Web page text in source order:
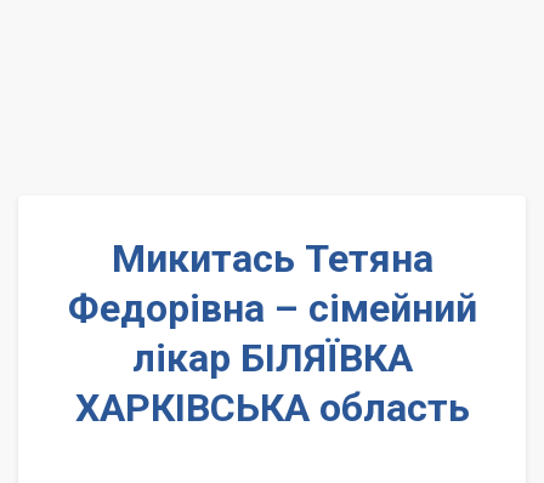
Микитась Тетяна
Федорівна – сімейний
лікар БІЛЯЇВКА
ХАРКІВСЬКА область